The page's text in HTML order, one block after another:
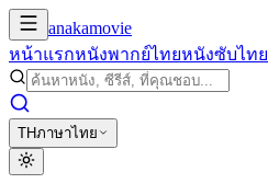
anakamovie
หน้าแรกหนังพากย์ไทยหนังซับไทย
THภาษาไทย